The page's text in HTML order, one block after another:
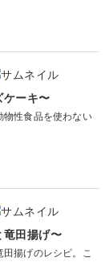
ーキ〜
性食品を使わない
田揚げ〜
揚げのレシピ。こ